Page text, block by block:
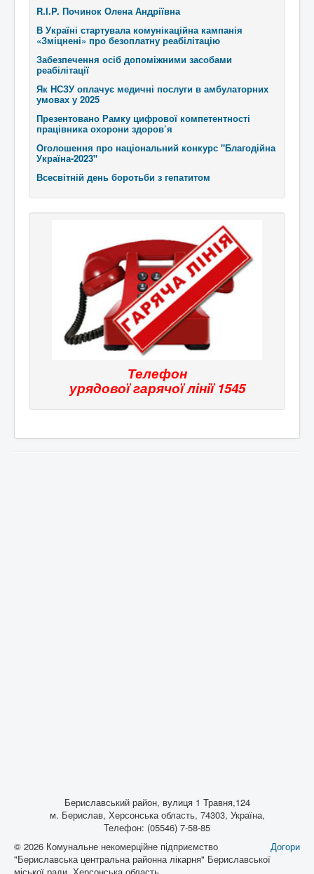
R.I.P. Починок Олена Андріївна
В Україні стартувала комунікаційна кампанія
«Зміцнені» про безоплатну реабілітацію
Забезпечення осіб допоміжними засобами
реабілітації
Як НСЗУ оплачує медичні послуги в амбулаторних
умовах у 2025
Презентовано Рамку цифрової компетентності
працівника охорони здоров’я
Оголошення про національний конкурс "Благодійна
Україна-2023"
Всесвітній день боротьби з гепатитом
Телефон
урядової гарячої лінії1545
Бериславський район, вулиця 1 Травня,124
м. Берислав, Херсонська область, 74303, Україна,
Телефон: (05546) 7-58-85
Догори
© 2026 Комунальне некомерційне підприємство
"Бериславська центральна районна лікарня" Бериславської